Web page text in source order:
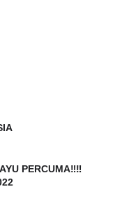
PERCUMA‼️‼️